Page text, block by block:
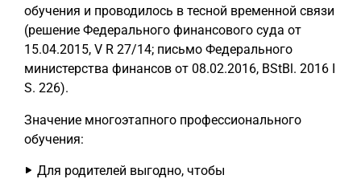
обучения и проводилось в тесной временной связи
(решение Федерального финансового суда от
15.04.2015, V R 27/14; письмо Федерального
министерства финансов от 08.02.2016, BStBl. 2016 I
S. 226).
Значение многоэтапного профессионального
обучения:
Для родителей выгодно, чтобы